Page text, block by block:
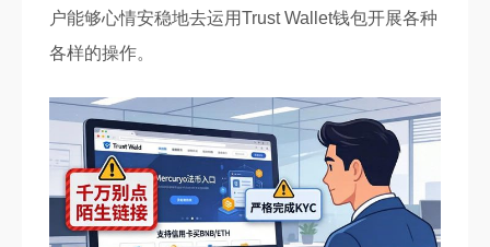
户能够心情安稳地去运用Trust Wallet钱包开展各种
各样的操作。